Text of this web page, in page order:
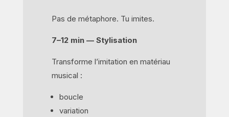
Pas de métaphore. Tu imites.
7–12 min — Stylisation
Transforme l’imitation en matériau
musical :
boucle
variation